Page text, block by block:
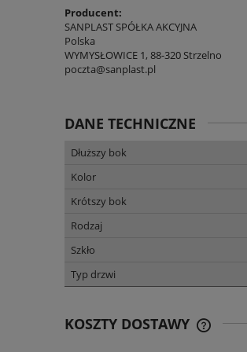
Producent:
SANPLAST SPÓŁKA AKCYJNA
Polska
WYMYSŁOWICE 1, 88-320 Strzelno
poczta@sanplast.pl
DANE TECHNICZNE
Dłuższy bok
Kolor
Krótszy bok
Rodzaj
Szkło
Typ drzwi
KOSZTY DOSTAWY